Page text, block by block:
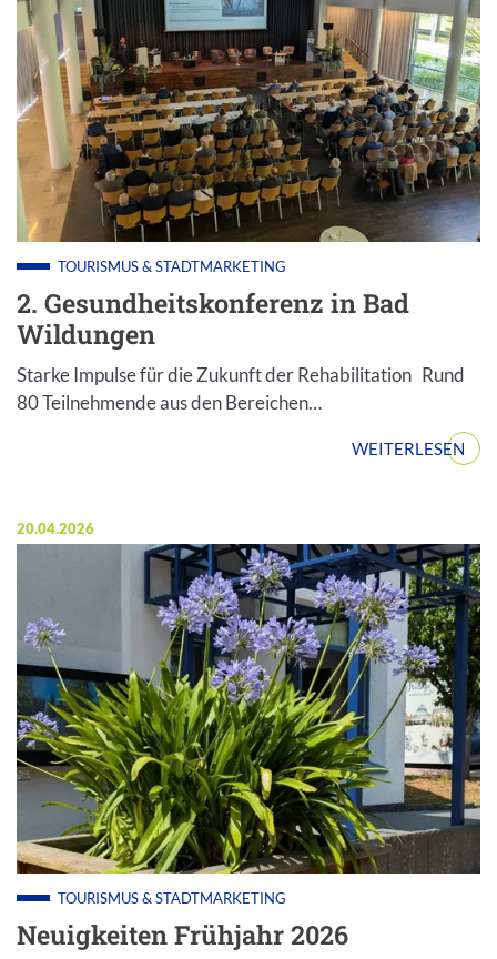
2. Gesundheitskonferenz in Bad
Wildungen
TOURISMUS & STADTMARKETING
Starke Impulse für die Zukunft der Rehabilitation Rund
80 Teilnehmende aus den Bereichen…
WEITERLESEN
Veröffentlicht am:
20.04.2026
Neuigkeiten Frühjahr 2026
TOURISMUS & STADTMARKETING